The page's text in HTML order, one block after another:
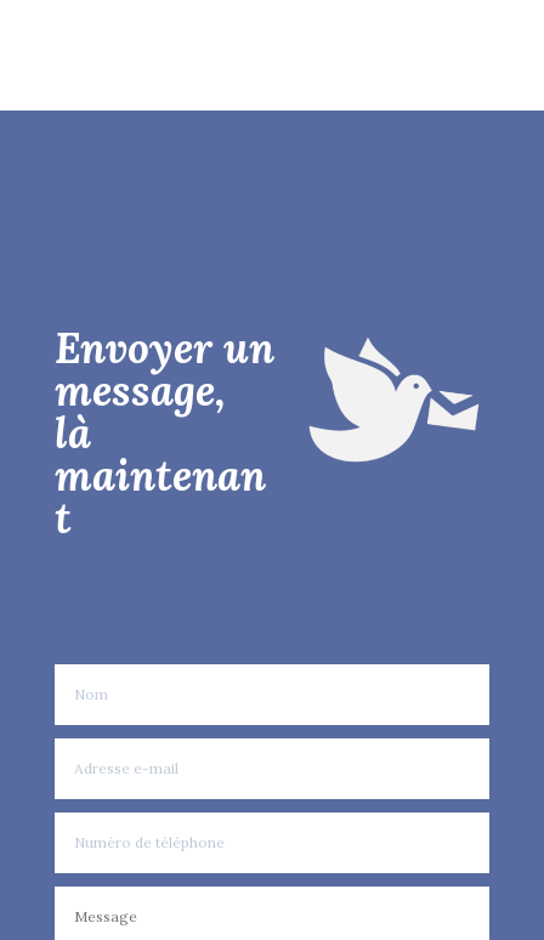
Envoyer un
message,
là
maintenan
t